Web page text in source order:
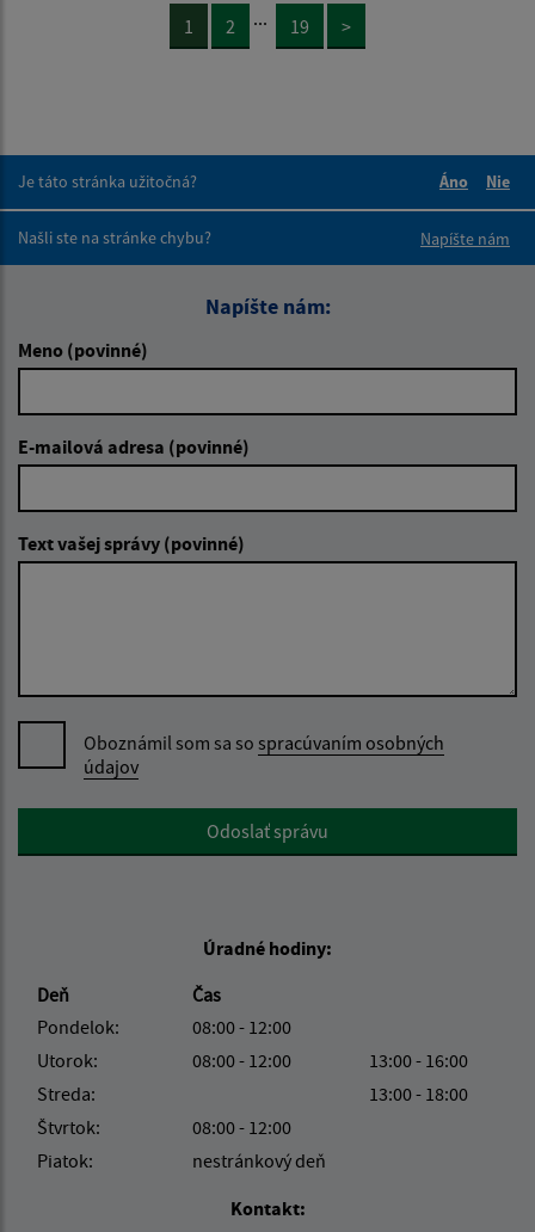
1 2 ... 19 >
Je táto stránka užitočná?
Áno
Nie
Našli ste na stránke chybu?
Napíšte nám
Napíšte nám:
Meno (povinné)
E-mailová adresa (povinné)
Text vašej správy (povinné)
Oboznámil som sa so spracúvaním osobných
údajov
Google reCaptcha ResponseOdoslať správu
Úradné hodiny:
Deň
Čas
Pondelok:
08:00 - 12:00
Utorok:
08:00 - 12:00
13:00 - 16:00
Streda:
13:00 - 18:00
Štvrtok:
08:00 - 12:00
Piatok:
nestránkový deň
Kontakt: